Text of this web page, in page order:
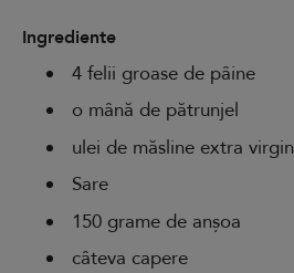
Ingrediente
4 felii groase de pâine
o mână de pătrunjel
ulei de măsline extra virgin
Sare
150 grame de anșoa
câteva capere